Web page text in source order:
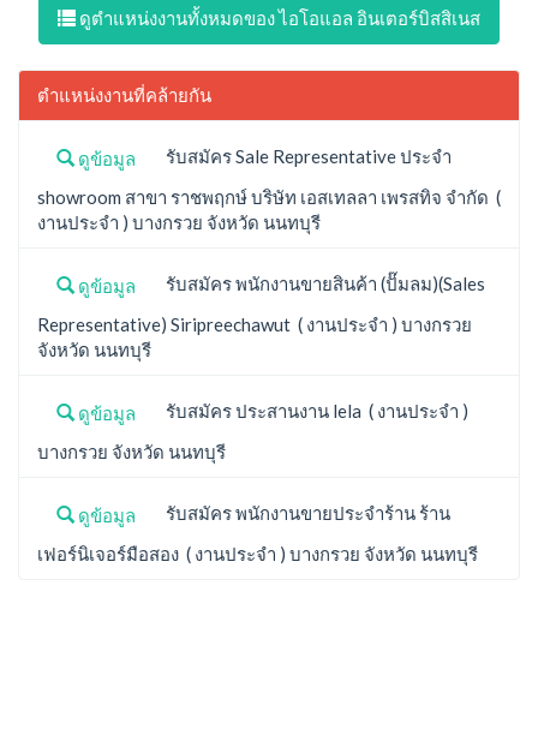
ดูตำแหน่งงานทั้งหมดของ ไอโอแอล อินเตอร์บิสสิเนส
ตำแหน่งงานที่คล้ายกัน
ดูข้อมูล
รับสมัคร Sale Representative ประจำ
showroom สาขา ราชพฤกษ์ บริษัท เอสเทลลา เพรสทิจ จำกัด (
งานประจำ ) บางกรวย จังหวัด นนทบุรี
ดูข้อมูล
รับสมัคร พนักงานขายสินค้า (ปั๊มลม)(Sales
Representative) Siripreechawut ( งานประจำ ) บางกรวย
จังหวัด นนทบุรี
ดูข้อมูล
รับสมัคร ประสานงาน lela ( งานประจำ )
บางกรวย จังหวัด นนทบุรี
ดูข้อมูล
รับสมัคร พนักงานขายประจำร้าน ร้าน
เฟอร์นิเจอร์มือสอง ( งานประจำ ) บางกรวย จังหวัด นนทบุรี